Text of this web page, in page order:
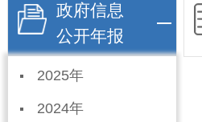
政府信息
公开年报
2025年
2024年
依申请公开